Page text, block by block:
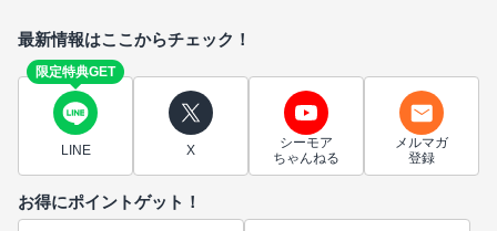
最新情報はここからチェック！
限定特典GET
LINE X
シーモア
ちゃんねる
メルマガ
登録
お得にポイントゲット！